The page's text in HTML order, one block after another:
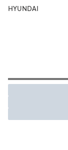
HYUNDAI